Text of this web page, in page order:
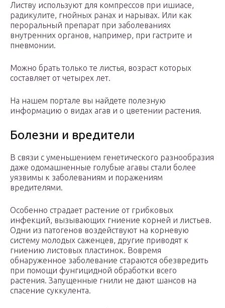
Листву используют для компрессов при ишиасе,
радикулите, гнойных ранах и нарывах. Или как
пероральный препарат при заболеваниях
внутренних органов, например, при гастрите и
пневмонии.
Можно брать только те листья, возраст которых
составляет от четырех лет.
На нашем портале вы найдете полезную
информацию о видах агав и о цветении растения.
Болезни и вредители
В связи с уменьшением генетического разнообразия
даже одомашненные голубые агавы стали более
уязвимы к заболеваниям и поражениям
вредителями.
Особенно страдает растение от грибковых
инфекций, вызывающих гниение корней и листьев.
Одни из патогенов воздействуют на корневую
систему молодых саженцев, другие приводят к
гниению листовых пластинок. Вовремя
обнаруженное заболевание стараются обезвредить
при помощи фунгицидной обработки всего
растения. Запущенные гнили не дают шансов на
спасение суккулента.